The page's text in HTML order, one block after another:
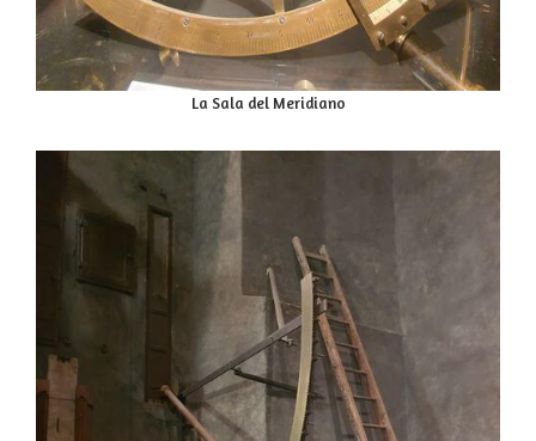
La Sala del Meridiano